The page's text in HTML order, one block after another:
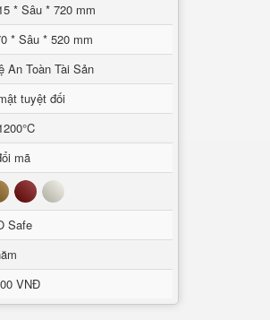
* Sâu * 720 mm
* Sâu * 520 mm
An Toàn Tài Sản
tuyệt đối
mã
Đỏ Trắng
Safe
VNĐ